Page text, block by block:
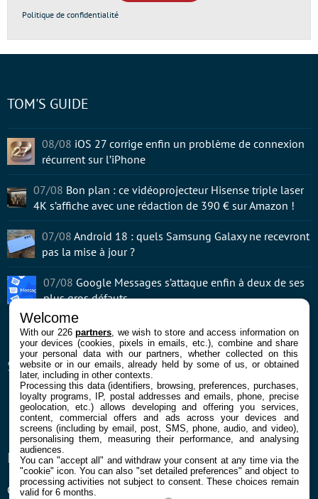
Politique de confidentialité
SUIVEZ-NOUS
FacebookTwitter YoutubeRSS Newsletter
ENTREPRISE
Confidentialité et Cookies
À PROPOS
Contact
TOM'S GUIDE
08/08 iOS 27 corrige enfin un problème de connexion
récurrent sur l’iPhone
07/08 Bon plan : ce vidéoprojecteur Hisense triple laser
4K s’affiche avec une rédaction de 390 € sur Amazon !
07/08 Android 18 : quels Samsung Galaxy ne recevront
pas la mise à jour ?
07/08 Google Messages s’attaque enfin à deux de ses
plus gros défauts
Welcome
With our 226partners , we wish to store and access information on
your devices (cookies, pixels in emails, etc.), combine and share
your personal data with our partners, whether collected on this
website or in our emails, already held by some of us, or obtained
later, including in other contexts.
Processing this data (identifiers, browsing, preferences, purchases,
loyalty programs, IP, postal addresses and emails, phone, precise
geolocation, etc.) allows developing and offering you services,
content, commercial offers and ads across your devices and
screens (including by email, post, SMS, phone, audio, and video),
personalising them, measuring their performance, and analysing
audiences.
You can "accept all" and withdraw your consent at any time via the
"cookie" icon. You can also "set detailed preferences" and object to
processing activities not subject to consent. These choices remain
valid for 6 months.